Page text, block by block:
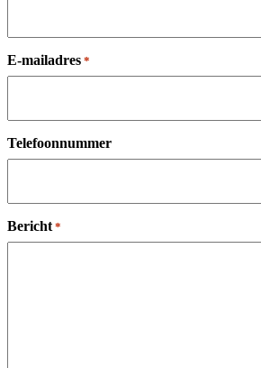
E-mailadres *
Telefoonnummer
Bericht *